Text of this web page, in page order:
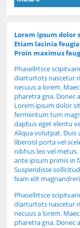
Lorem ipsum dolor
Etiam lacinia
Proin maximus
Phasellrtsce
diarturtots nascetur
necuus a lorem.
pharetra gna. Donec
Lorem ipsum dolor
fermentum tum
dapbus eget elentu
Aliqua volutpat. Duis
liberoisl porta vel
nibhus leo vel metus.
ante ipsum primis in
Suspendisse
Nam elit
Phasellrtsce
diarturtots nascetur
necuus a lorem.
pharetra gna. Donec